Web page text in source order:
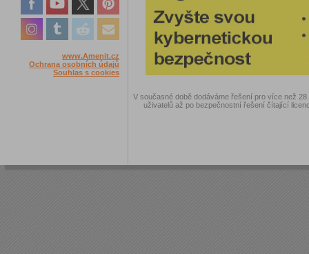
www.Amenit.cz
Ochrana osobních údajů
Souhlas s cookies
V současné době dodáváme řešení pro více než
uživatelů až po bezpečnostní řešení čítající